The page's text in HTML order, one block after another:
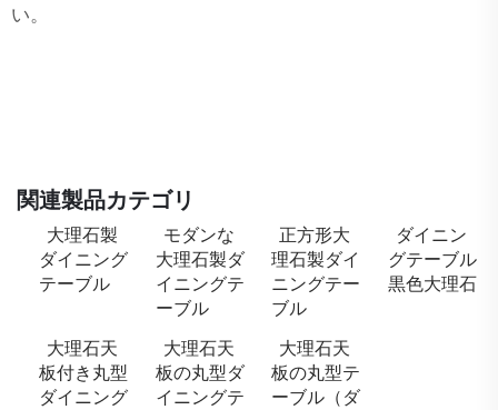
い。
関連製品カテゴリ
大理石製
ダイニング
テーブル
モダンな
大理石製ダ
イニングテ
ーブル
正方形大
理石製ダイ
ニングテー
ブル
ダイニン
グテーブル
黒色大理石
大理石天
板付き丸型
ダイニング
大理石天
板の丸型ダ
イニングテ
大理石天
板の丸型テ
ーブル（ダ